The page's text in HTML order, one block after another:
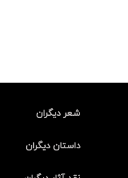
شعر دیگران
داستان دیگران